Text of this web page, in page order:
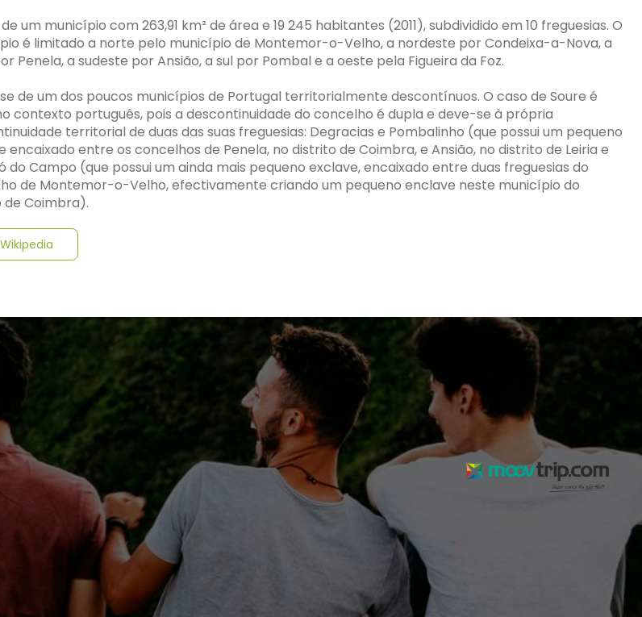
um município com 263,91 km² de área e 19 245 habitantes (2011), subdividido em 10 freguesias. O
é limitado a norte pelo município de Montemor-o-Velho, a nordeste por Condeixa-a-Nova, a
Penela, a sudeste por Ansião, a sul por Pombal e a oeste pela Figueira da Foz.
de um dos poucos municípios de Portugal territorialmente descontínuos. O caso de Soure é
contexto português, pois a descontinuidade do concelho é dupla e deve-se à própria
territorial de duas das suas freguesias: Degracias e Pombalinho (que possui um pequeno
encaixado entre os concelhos de Penela, no distrito de Coimbra, e Ansião, no distrito de Leiria e
do Campo (que possui um ainda mais pequeno exclave, encaixado entre duas freguesias do
de Montemor-o-Velho, efectivamente criando um pequeno enclave neste município do
Coimbra).
Wikipedia